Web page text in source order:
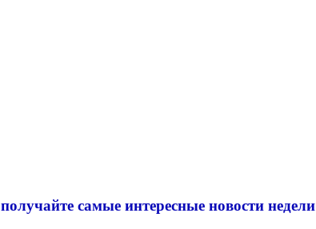
получайте самые интересные новости недели